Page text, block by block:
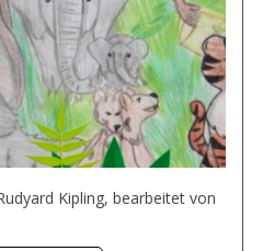
Kipling, bearbeitet von